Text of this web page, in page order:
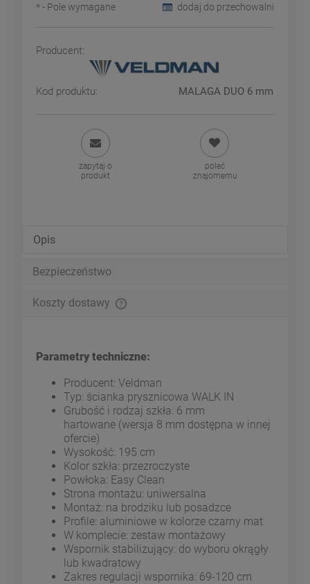
dodaj do przechowalni
*- Pole wymagane
Producent:
Kod produktu: MALAGA DUO 6 mm
zapytaj o
produkt
poleć
znajomemu
Opis
Bezpieczeństwo
Koszty dostawy
Parametry techniczne:
Producent: Veldman
Typ: ścianka prysznicowa WALK IN
Grubość i rodzaj szkła: 6 mm
hartowane (wersja 8 mm dostępna w innej
ofercie)
Wysokość: 195 cm
Kolor szkła: przezroczyste
Powłoka: Easy Clean
Strona montażu: uniwersalna
Montaż: na brodziku lub posadzce
Profile: aluminiowe w kolorze czarny mat
W komplecie: zestaw montażowy
Wspornik stabilizujący: do wyboru okrągły
lub kwadratowy
Zakres regulacji wspornika: 69-120 cm